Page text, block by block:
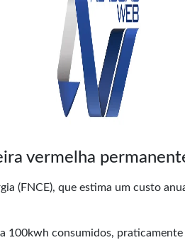
vermelha
(FNCE), que estima um custo
100kwh consumidos,